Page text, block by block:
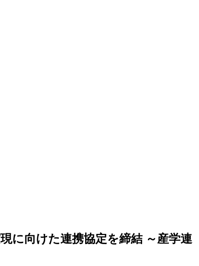
に向けた連携協定を締結 ～産学連